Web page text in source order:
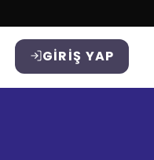
GIRIŞ YAP